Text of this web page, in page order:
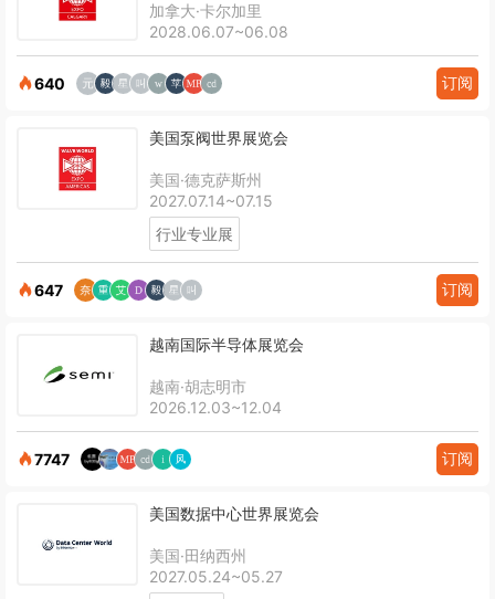
加拿大·卡尔加里
2028.06.07~06.08
640 订阅
美国泵阀世界展览会
美国·德克萨斯州
2027.07.14~07.15
行业专业展
647 订阅
越南国际半导体展览会
越南·胡志明市
2026.12.03~12.04
7747 订阅
美国数据中心世界展览会
美国·田纳西州
2027.05.24~05.27